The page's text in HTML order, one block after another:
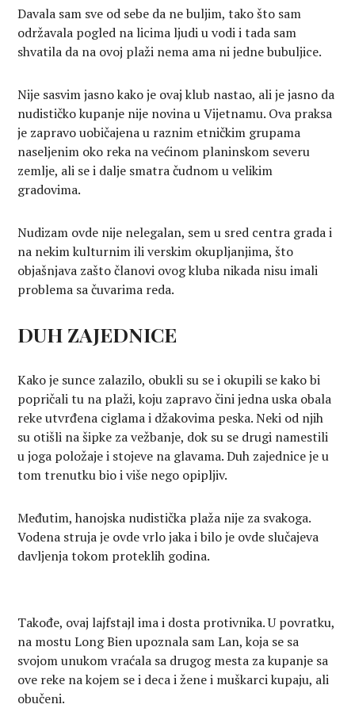
Davala sam sve od sebe da ne buljim, tako što sam
održavala pogled na licima ljudi u vodi i tada sam
shvatila da na ovoj plaži nema ama ni jedne bubuljice.
Nije sasvim jasno kako je ovaj klub nastao, ali je jasno da
nudističko kupanje nije novina u Vijetnamu. Ova praksa
je zapravo uobičajena u raznim etničkim grupama
naseljenim oko reka na većinom planinskom severu
zemlje, ali se i dalje smatra čudnom u velikim
gradovima.
Nudizam ovde nije nelegalan, sem u sred centra grada i
na nekim kulturnim ili verskim okupljanjima, što
objašnjava zašto članovi ovog kluba nikada nisu imali
problema sa čuvarima reda.
DUH ZAJEDNICE
Kako je sunce zalazilo, obukli su se i okupili se kako bi
popričali tu na plaži, koju zapravo čini jedna uska obala
reke utvrđena ciglama i džakovima peska. Neki od njih
su otišli na šipke za vežbanje, dok su se drugi namestili
u joga položaje i stojeve na glavama. Duh zajednice je u
tom trenutku bio i više nego opipljiv.
Međutim, hanojska nudistička plaža nije za svakoga.
Vodena struja je ovde vrlo jaka i bilo je ovde slučajeva
davljenja tokom proteklih godina.
Takođe, ovaj lajfstajl ima i dosta protivnika. U povratku,
na mostu Long Bien upoznala sam Lan, koja se sa
svojom unukom vraćala sa drugog mesta za kupanje sa
ove reke na kojem se i deca i žene i muškarci kupaju, ali
obučeni.